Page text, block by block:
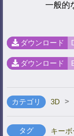
一般的
ダウンロード
ダウンロード
カテゴリ 3D >
タグ キーボ